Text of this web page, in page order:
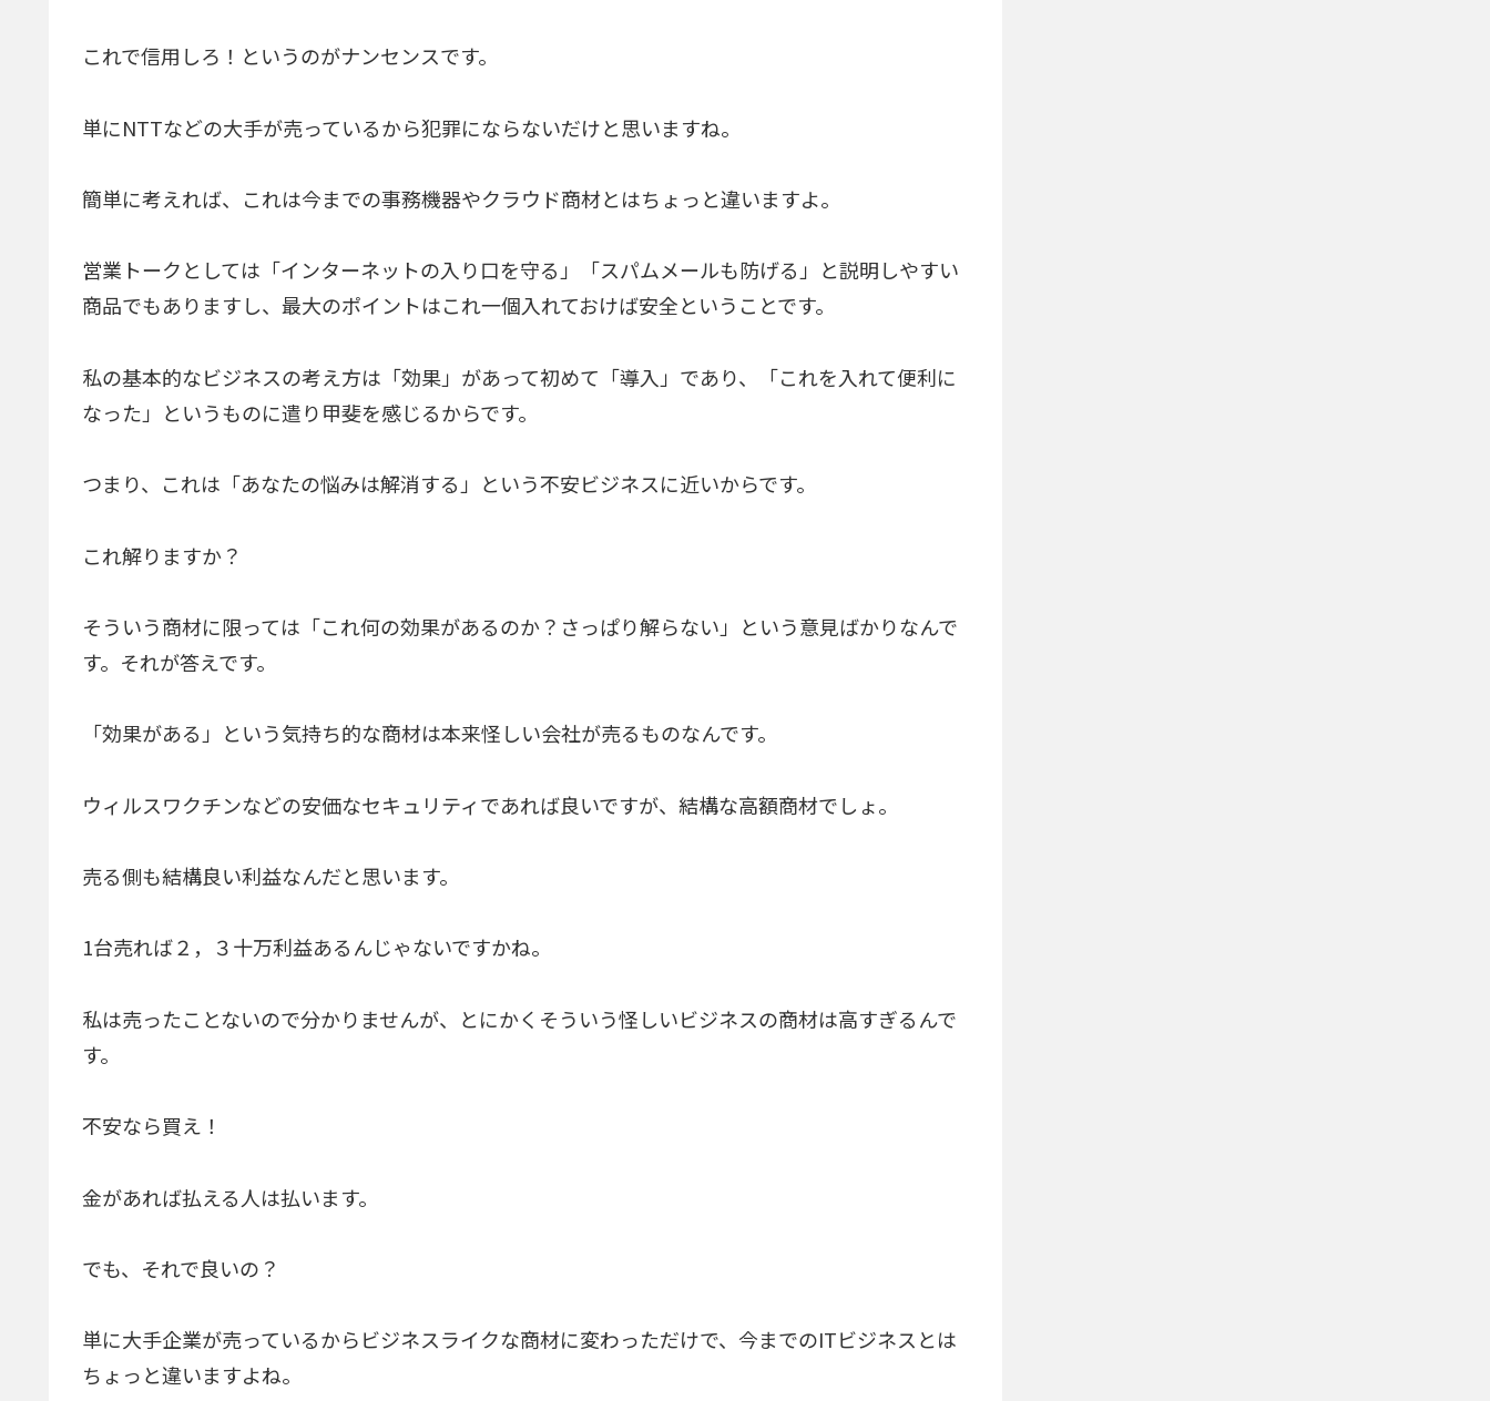
これで信用しろ！というのがナンセンスです。
単にNTTなどの大手が売っているから犯罪にならないだけと思いますね。
簡単に考えれば、これは今までの事務機器やクラウド商材とはちょっと違いますよ。
営業トークとしては「インターネットの入り口を守る」「スパムメールも防げる」と説明しやすい
商品でもありますし、最大のポイントはこれ一個入れておけば安全ということです。
私の基本的なビジネスの考え方は「効果」があって初めて「導入」であり、「これを入れて便利に
なった」というものに遣り甲斐を感じるからです。
つまり、これは「あなたの悩みは解消する」という不安ビジネスに近いからです。
これ解りますか？
そういう商材に限っては「これ何の効果があるのか？さっぱり解らない」という意見ばかりなんで
す。それが答えです。
「効果がある」という気持ち的な商材は本来怪しい会社が売るものなんです。
ウィルスワクチンなどの安価なセキュリティであれば良いですが、結構な高額商材でしょ。
売る側も結構良い利益なんだと思います。
1台売れば２，３十万利益あるんじゃないですかね。
私は売ったことないので分かりませんが、とにかくそういう怪しいビジネスの商材は高すぎるんで
す。
不安なら買え！
金があれば払える人は払います。
でも、それで良いの？
単に大手企業が売っているからビジネスライクな商材に変わっただけで、今までのITビジネスとは
ちょっと違いますよね。